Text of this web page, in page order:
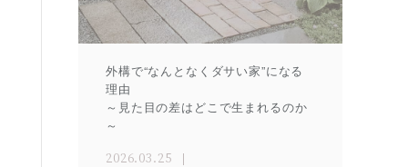
外構で“なんとなくダサい家”になる
理由
～見た目の差はどこで生まれるのか
～
2026.03.25